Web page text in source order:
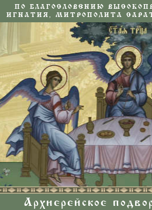
ПО БЛАГОСЛОВЕНИЮ
ИГНАТИЯ, МИТРОПОЛИТА
Архиерейское